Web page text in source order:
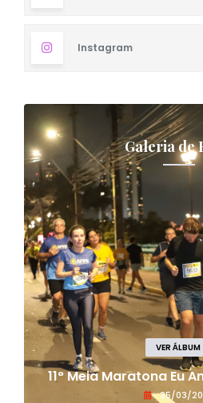
Instagram
Galeria de
VER ÁLBUM
11° Meia Maratona Eu
25/03/